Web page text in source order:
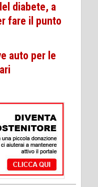
diabete, a
fare il punto
auto per le